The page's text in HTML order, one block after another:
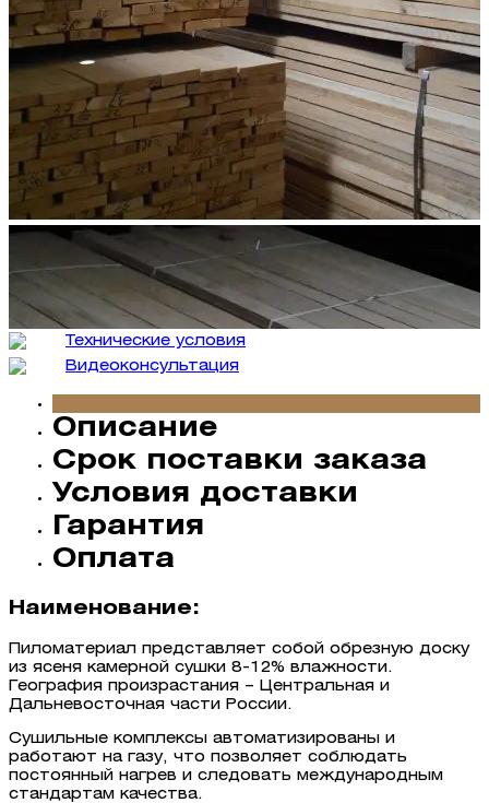
Технические условия
Видеокон­сультация
Описание
Срок поставки заказа
Условия доставки
Гарантия
Оплата
Наименование:
Пиломатериал представляет собой обрезную доску
из ясеня камерной сушки 8-12% влажности.
География произрастания – Центральная и
Дальневосточная части России.
Сушильные комплексы автоматизированы и
работают на газу, что позволяет соблюдать
постоянный нагрев и следовать международным
стандартам качества.